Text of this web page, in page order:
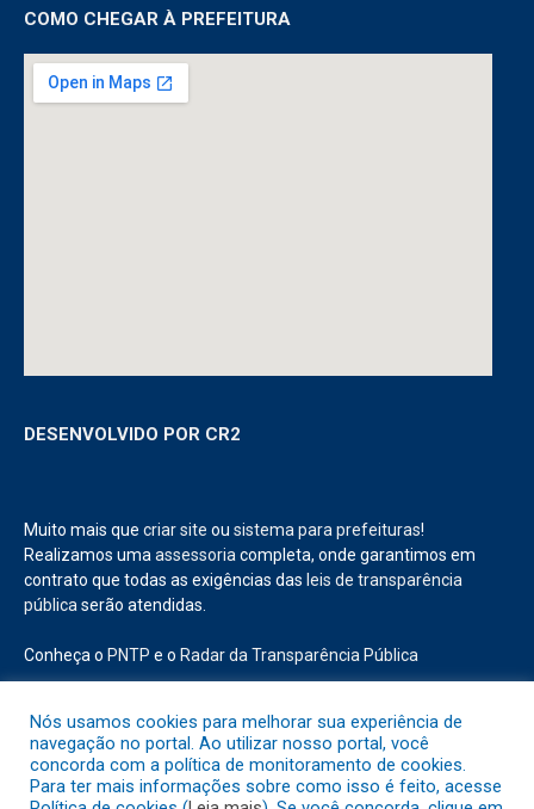
Ouvidoria/e-SIC
COMO CHEGAR À PREFEITURA
DESENVOLVIDO POR CR2
Muito mais que
Realizamos uma
assessoriacompleta, onde garantimos em
contrato que todas as exigências das
Conheça oPNTPe oRadar da Transparência Pública
Nós usamos cookies para melhorar sua experiência de
navegação no portal. Ao utilizar nosso portal, você
concorda com a política de monitoramento de cookies.
Para ter mais informações sobre como isso é feito, acesse